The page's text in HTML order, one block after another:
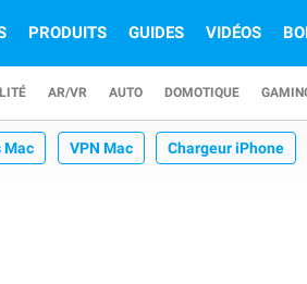
PRODUITS GUIDES VIDÉOS
AR/VR AUTO DOMOTIQUE
Mac VPN Mac Chargeur iPhone